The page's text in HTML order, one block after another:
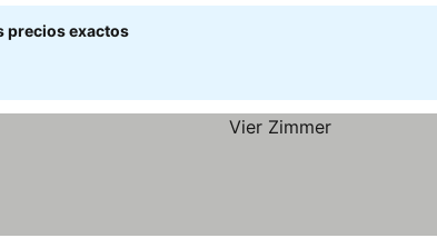
precios exactos